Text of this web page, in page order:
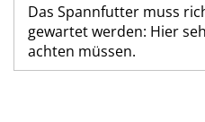
Das Spannfutter muss
gewartet werden: Hier
achten müssen.